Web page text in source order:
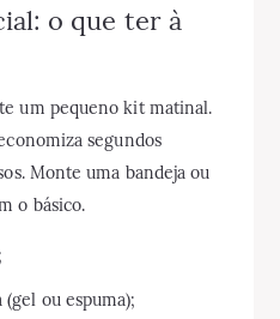
o que ter à
um pequeno kit matinal.
segundos
Monte uma bandeja ou
o básico.
ou espuma);